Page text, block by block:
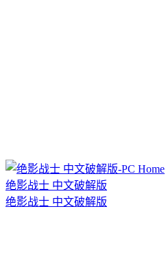
绝影战士 中文破解版
绝影战士 中文破解版